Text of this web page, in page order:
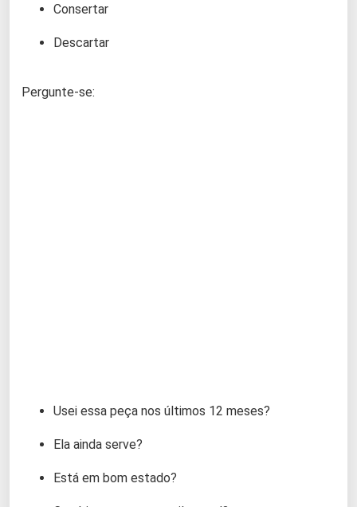
Consertar
Descartar
Pergunte-se:
Usei essa peça nos últimos 12 meses?
Ela ainda serve?
Está em bom estado?